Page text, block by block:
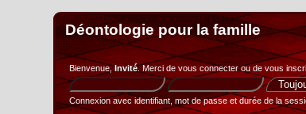
Déontologie pour la famille
Bienvenue,Invité. Merci devous connecterou devous
Connexion avec identifiant, mot de passe et durée de la